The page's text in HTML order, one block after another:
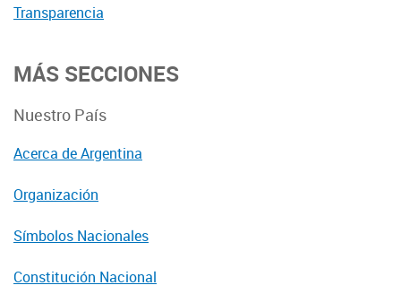
Transparencia
MÁS SECCIONES
Nuestro País
Acerca de Argentina
Organización
Símbolos Nacionales
Constitución Nacional